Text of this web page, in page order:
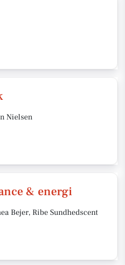
Nielsen
& energi
Bejer, Ribe Sundhedscent